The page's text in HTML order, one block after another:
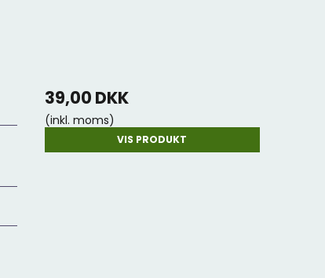
39,00 DKK
(inkl. moms)
VIS PRODUKT